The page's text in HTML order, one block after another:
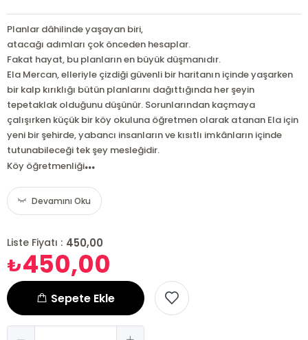
Planlar dâhilinde yaşayan biri,
atacağı adımları çok önceden hesaplar.
Fakat hayat, bu planların en büyük düşmanıdır.
Ela Mercan, elleriyle çizdiği güvenli bir haritanın içinde yaşarken
bir kalp kırıklığı bütün planlarını dağıttığında her şeyin
tepetaklak olduğunu düşünür. Sorunlarından kaçmaya
çalışırken küçük bir köy okuluna öğretmen olarak atanan Ela için
yeni bir şehirde, yabancı insanların ve kısıtlı imkânların içinde
tutunabileceği tek şey mesleğidir.
Köy öğretmenliği...
Devamını Oku
Liste Fiyatı : 450,00
₺450,00
Sepete Ekle